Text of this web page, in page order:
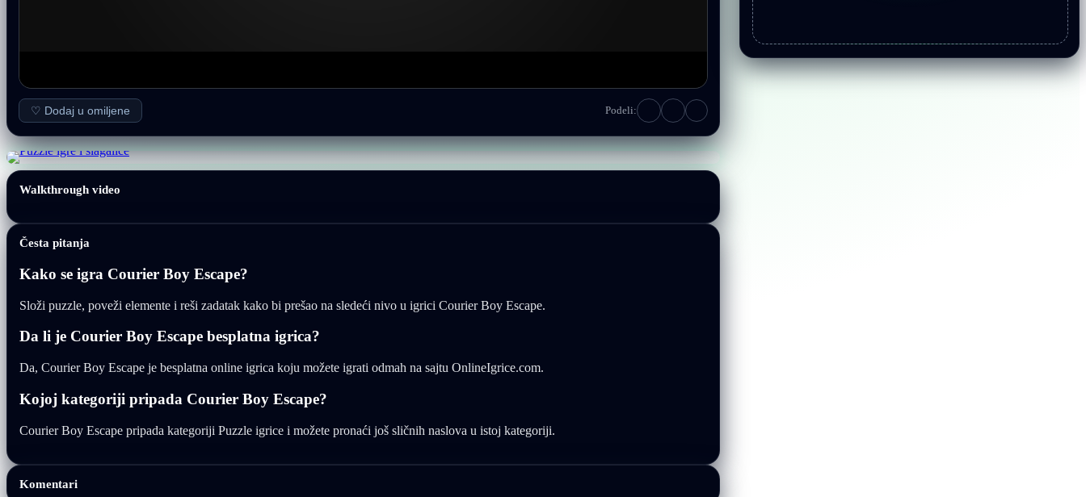
♡ Dodaj u omiljene Podeli:
Walkthrough video
Česta pitanja
Kako se igra Courier Boy Escape?
Složi puzzle, poveži elemente i reši zadatak kako bi prešao na sledeći nivo u igrici Courier Boy Escape.
Da li je Courier Boy Escape besplatna igrica?
Da, Courier Boy Escape je besplatna online igrica koju možete igrati odmah na sajtu OnlineIgrice.com.
Kojoj kategoriji pripada Courier Boy Escape?
Courier Boy Escape pripada kategoriji Puzzle igrice i možete pronaći još sličnih naslova u istoj kategoriji.
Komentari